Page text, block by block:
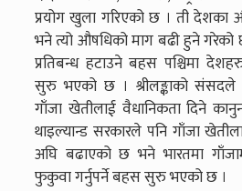
प्रयोग खुला गरिएको छ । ती देशका
भने त्यो औषधिको माग बढी हुने गरेको
प्रतिबन्ध हटाउने बहस पश्चिमा
सुरु भएको छ । श्रीलङ्काको संसदले
गाँजा खेतीलाई वैधानिकता दिने
थाइल्यान्ड सरकारले पनि गाँजा
अघि बढाएको छ भने भारतमा
फुकुवा गर्नुपर्ने बहस सुरु भएको छ ।